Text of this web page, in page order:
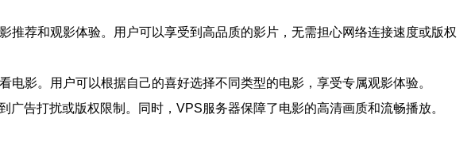
荐和观影体验。用户可以享受到高品质的影片，无需担心网络连接速度或版权
影。用户可以根据自己的喜好选择不同类型的电影，享受专属观影体验。
告打扰或版权限制。同时，VPS服务器保障了电影的高清画质和流畅播放。